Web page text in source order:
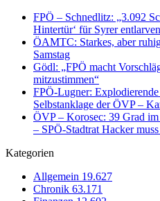
FPÖ – Schnedlitz: „3.092
Hintertür‘ für Syrer
ÖAMTC: Starkes, aber
Samstag
Gödl: „FPÖ macht
mitzustimmen“
FPÖ-Lugner:
Selbstanklage der ÖVP –
ÖVP – Korosec: 39 Grad
– SPÖ-Stadtrat Hacker
Kategorien
Allgemein 19.627
Chronik 63.171